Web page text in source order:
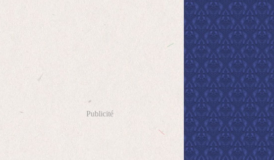
Publicité